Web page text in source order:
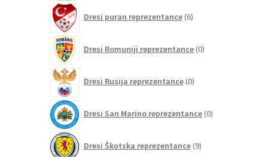
Dresi puran reprezentance 6izdelkov
Dresi Romuniji reprezentance 0izdelkov
Dresi Rusija reprezentance 0izdelkov
Dresi San Marino reprezentance 0izdelkov
Dresi Škotska reprezentance 9izdelkov